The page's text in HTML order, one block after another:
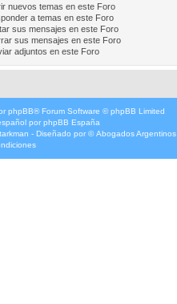
nuevos temas en este Foro
a temas en este Foro
sus mensajes en este Foro
sus mensajes en este Foro
adjuntos en este Foro
phpBB® Forum Software © phpBB Limited
por phpBB España
- Diseñado por ©Abogados Argentinos